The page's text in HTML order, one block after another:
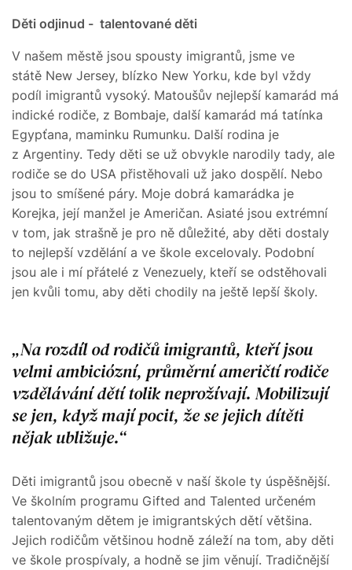
Děti odjinud - talentované děti
V našem městě jsou spousty imigrantů, jsme ve
státě New Jersey, blízko New Yorku, kde byl vždy
podíl imigrantů vysoký. Matoušův nejlepší kamarád má
indické rodiče, z Bombaje, další kamarád má tatínka
Egypťana, maminku Rumunku. Další rodina je
z Argentiny. Tedy děti se už obvykle narodily tady, ale
rodiče se do USA přistěhovali už jako dospělí. Nebo
jsou to smíšené páry. Moje dobrá kamarádka je
Korejka, její manžel je Američan. Asiaté jsou extrémní
v tom, jak strašně je pro ně důležité, aby děti dostaly
to nejlepší vzdělání a ve škole excelovaly. Podobní
jsou ale i mí přátelé z Venezuely, kteří se odstěhovali
jen kvůli tomu, aby děti chodily na ještě lepší školy.
Na rozdíl od rodičů imigrantů, kteří jsou
velmi ambiciózní, průměrní američtí rodiče
vzdělávání dětí tolik neprožívají. Mobilizují
se jen, když mají pocit, že se jejich dítěti
nějak ubližuje.
Děti imigrantů jsou obecně v naší škole ty úspěšnější.
Ve školním programu Gifted and Talented určeném
talentovaným dětem je imigrantských dětí většina.
Jejich rodičům většinou hodně záleží na tom, aby děti
ve škole prospívaly, a hodně se jim věnují. Tradičnější